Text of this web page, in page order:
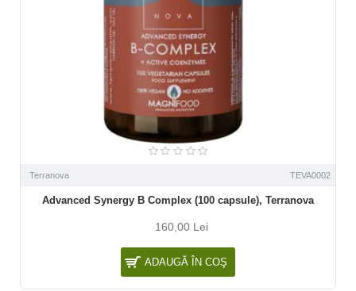
Terranova TEVA0002
Advanced Synergy B Complex (100 capsule), Terranova
160,00 Lei
ADAUGĂ ÎN COŞ